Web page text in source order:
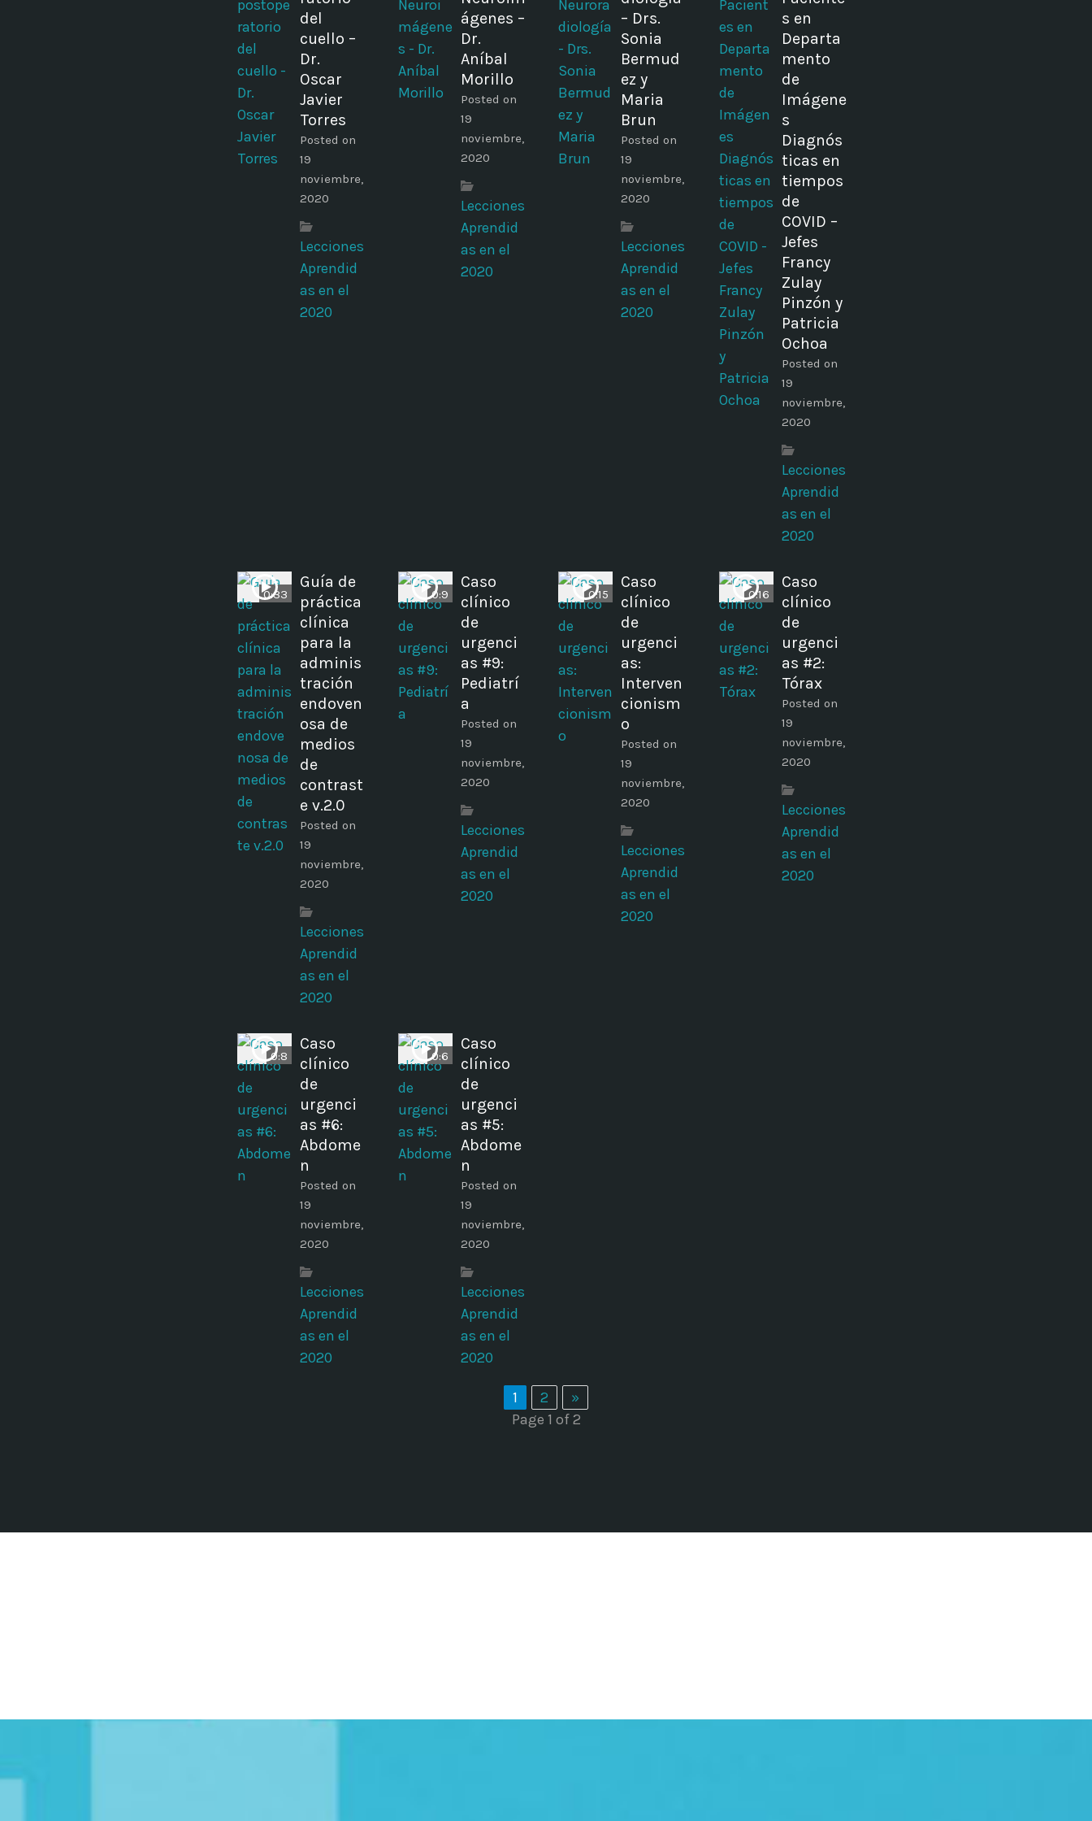
del
cuello –
Dr.
Oscar
Javier
Torres
Posted on
19
noviembre,
2020
Lecciones
Aprendid
as en el
2020
ágenes –
Dr.
Aníbal
Morillo
Posted on
19
noviembre,
2020
Lecciones
Aprendid
as en el
2020
– Drs.
Sonia
Bermud
ez y
Maria
Brun
Posted on
19
noviembre,
2020
Lecciones
Aprendid
as en el
2020
s en
Departa
mento
de
Imágene
s
Diagnós
ticas en
tiempos
de
COVID –
Jefes
Francy
Zulay
Pinzón y
Patricia
Ochoa
Posted on
19
noviembre,
2020
Lecciones
Aprendid
as en el
2020
0:33
Guía de
práctica
clínica
para la
adminis
tración
endoven
osa de
medios
de
contrast
e v.2.0
Posted on
19
noviembre,
2020
Lecciones
Aprendid
as en el
2020
0:9
Caso
clínico
de
urgenci
as #9:
Pediatrí
a
Posted on
19
noviembre,
2020
Lecciones
Aprendid
as en el
2020
0:15
Caso
clínico
de
urgenci
as:
Interven
cionism
o
Posted on
19
noviembre,
2020
Lecciones
Aprendid
as en el
2020
0:16
Caso
clínico
de
urgenci
as #2:
Tórax
Posted on
19
noviembre,
2020
Lecciones
Aprendid
as en el
2020
0:8
Caso
clínico
de
urgenci
as #6:
Abdome
n
Posted on
19
noviembre,
2020
Lecciones
Aprendid
as en el
2020
0:6
Caso
clínico
de
urgenci
as #5:
Abdome
n
Posted on
19
noviembre,
2020
Lecciones
Aprendid
as en el
2020
1 2
»
Page 1 of 2